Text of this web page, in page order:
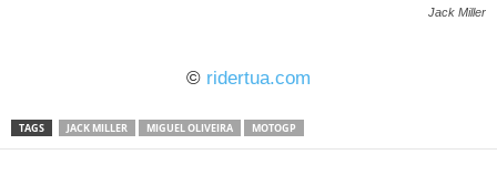
Jack Miller
© ridertua.com
TAGS JACK MILLER MIGUEL OLIVEIRA MOTOGP